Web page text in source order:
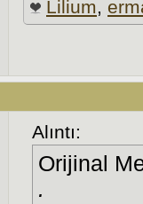
Lilium,
Alıntı:
Orijinal
.